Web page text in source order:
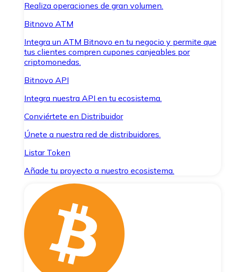
Realiza operaciones de gran volumen.
Bitnovo ATM
Integra un ATM Bitnovo en tu negocio y permite que
tus clientes compren cupones canjeables por
criptomonedas.
Bitnovo API
Integra nuestra API en tu ecosistema.
Conviértete en Distribuidor
Únete a nuestra red de distribuidores.
Listar Token
Añade tu proyecto a nuestro ecosistema.